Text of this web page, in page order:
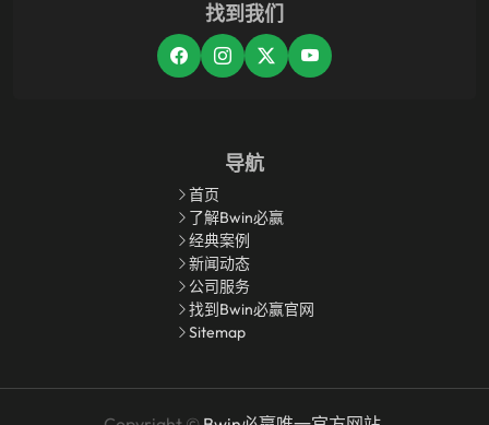
找到我们
导航
首页
了解Bwin必赢
经典案例
新闻动态
公司服务
找到Bwin必赢官网
Sitemap